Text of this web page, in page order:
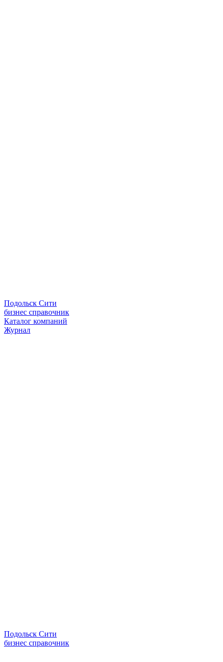
Подольск Сити
бизнес справочник
Каталог компаний
Журнал
Подольск Сити
бизнес справочник